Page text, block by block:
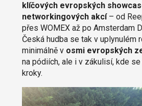
klíčových evropských
networkingových akcí– od
přes WOMEX až po Amsterdam
Česká hudba se tak v uplynulém
minimálně v osmi evropských
na pódiích, ale i v zákulisí, kde
kroky.